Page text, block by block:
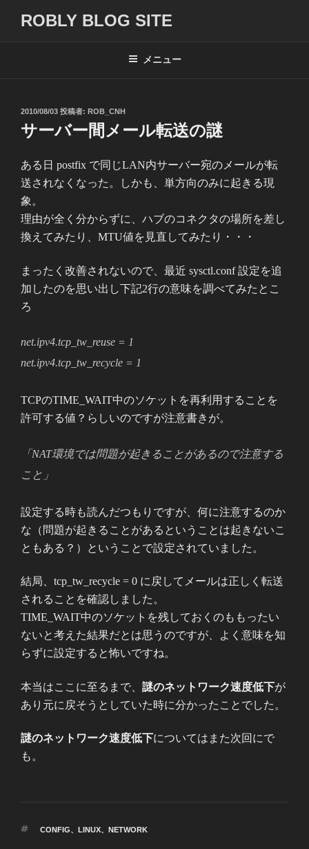
ROBLY BLOG SITE
メニュー
投
稿
日:
2010/08/03 投稿者: ROB_CNH
サーバー間メール転送の謎
ある日 postfix で同じLAN内サーバー宛のメールが転
送されなくなった。しかも、単方向のみに起きる現
象。
理由が全く分からずに、ハブのコネクタの場所を差し
換えてみたり、MTU値を見直してみたり・・・
まったく改善されないので、最近 sysctl.conf 設定を追
加したのを思い出し下記2行の意味を調べてみたとこ
ろ
net.ipv4.tcp_tw_reuse = 1
net.ipv4.tcp_tw_recycle = 1
TCPのTIME_WAIT中のソケットを再利用することを
許可する値？らしいのですが注意書きが。
「NAT環境では問題が起きることがあるので注意する
こと」
設定する時も読んだつもりですが、何に注意するのか
な（問題が起きることがあるということは起きないこ
ともある？）
ということで設定されていました。
結局、tcp_tw_recycle = 0 に戻してメールは正しく転送
されることを確認しました。
TIME_WAIT中のソケットを残しておくのももったい
ないと考えた結果だとは思うのですが、よく意味を知
らずに設定すると怖いですね。
本当はここに至るまで、 謎のネットワーク速度低下が
あり元に戻そうとしていた時に分かったことでした。
謎のネットワーク速度低下についてはまた次回にで
も。
タ
CONFIG、 LINUX、 NETWORK